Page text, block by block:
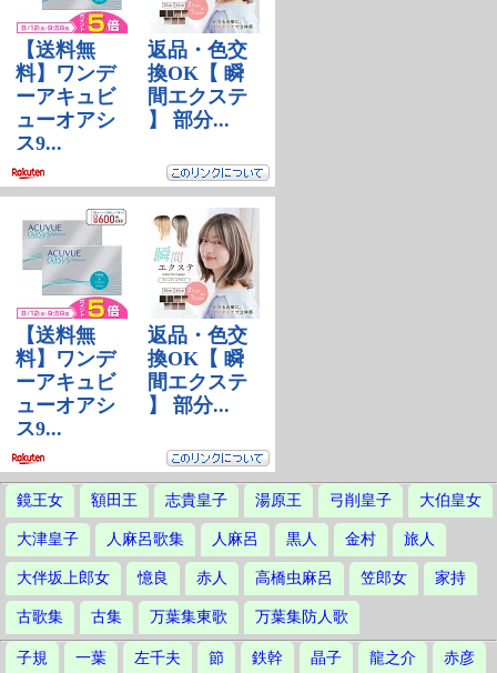
鏡王女 額田王 志貴皇子 湯原王 弓削皇子 大伯皇女
大津皇子 人麻呂歌集 人麻呂 黒人 金村 旅人
大伴坂上郎女 憶良 赤人 高橋虫麻呂 笠郎女 家持
古歌集 古集 万葉集東歌 万葉集防人歌
子規 一葉 左千夫 節 鉄幹 晶子 龍之介 赤彦